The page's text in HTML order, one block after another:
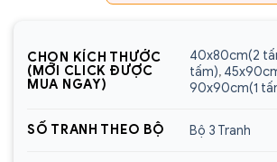
Website: https://sencom.vn/
60 Trần Đăng
Trung, Hà Đông, Hà Nội
CHỌN KÍCH THƯỚC
(MỚI CLICK ĐƯỢC
MUA NGAY)
40x80cm(2
tấm),
90x90cm(1
SỐ TRANH THEO BỘ Bộ 3 Tranh